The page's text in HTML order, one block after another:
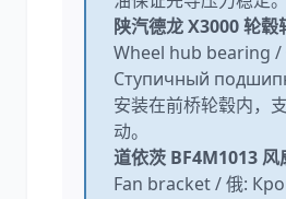
陕汽德龙 X3000 轮毂
Wheel hub bearing /
Ступичный
安装在前桥轮毂内，
动。
道依茨 BF4M1013 风
Fan bracket / 俄: